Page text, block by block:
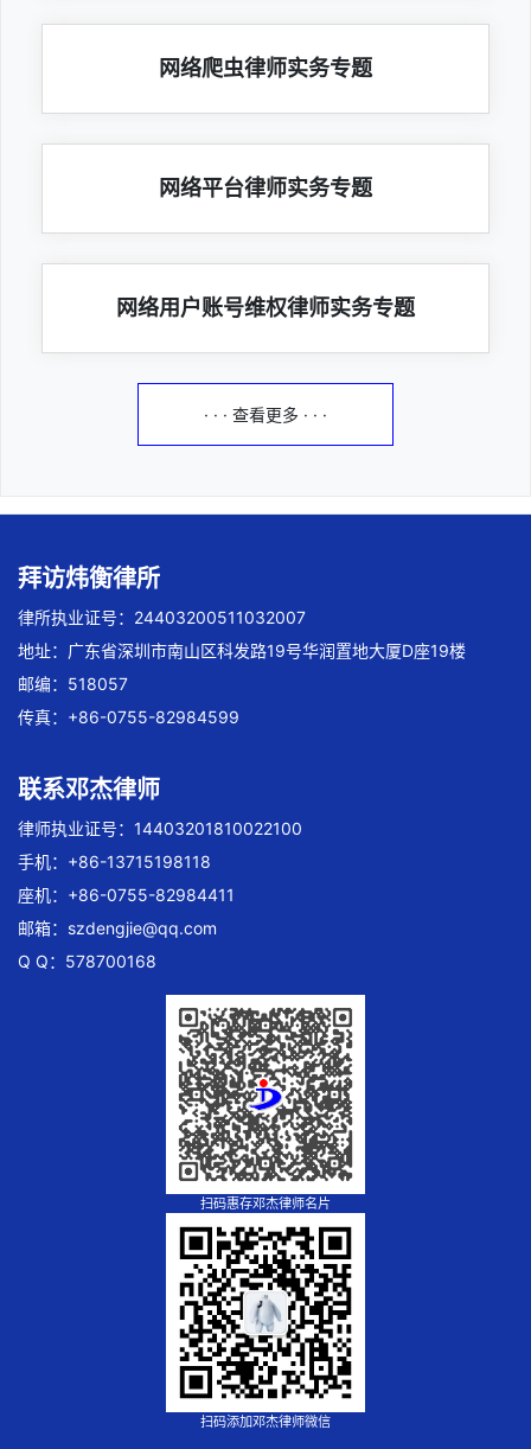
网络爬虫律师实务专题
网络平台律师实务专题
网络用户账号维权律师实务专题
· · · 查看更多 · · ·
拜访炜衡律所
律所执业证号：24403200511032007
地址：广东省深圳市南山区科发路19号华润置地大厦D座19楼
邮编：518057
传真：+86-0755-82984599
联系邓杰律师
律师执业证号：14403201810022100
手机：+86-13715198118
座机：+86-0755-82984411
邮箱： szdengjie@qq.com
Q Q：578700168
扫码惠存邓杰律师名片
扫码添加邓杰律师微信